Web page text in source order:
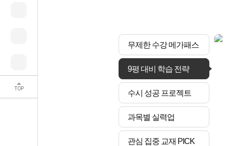
TOP
무제한 수강 메가패스
9평 대비 학습 전략
수시 성공 프로젝트
과목별 실력업
관심 집중 교재 PICK